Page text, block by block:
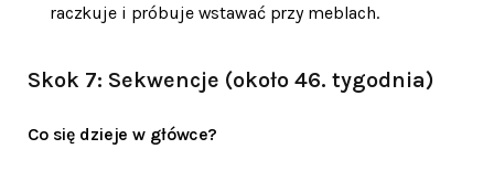
raczkuje i próbuje wstawać przy meblach.
Skok 7: Sekwencje (około 46. tygodnia)
Co się dzieje w główce?